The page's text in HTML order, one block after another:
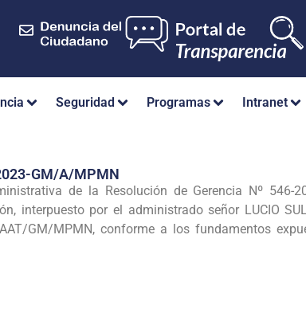
Seguridad Programas Intranet
GM/A/MPMN
de la Resolución de Gerencia Nº 546-
interpuesto por el administrado señor LUCIO
GM/MPMN, conforme a los fundamentos